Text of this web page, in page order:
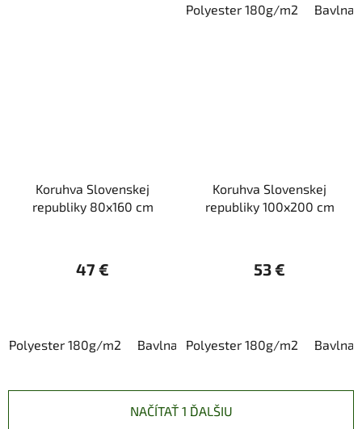
Polyester 180g/m2 Bavlna
Koruhva Slovenskej
republiky 80x160 cm
47 €
Polyester 180g/m2 Bavlna
Koruhva Slovenskej
republiky 100x200 cm
53 €
Polyester 180g/m2 Bavlna
NAČÍTAŤ 1 ĎALŠIU